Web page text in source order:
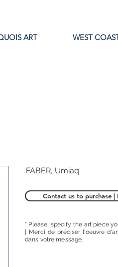
ART WEST
FABER, Umiaq
Contact us to purchase
* Please, specify the art piece
| Merci de préciser l'oeuvre
dans votre message.